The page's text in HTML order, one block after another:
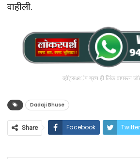
वाहीली.
व्हॉट्सअॅप ग्रुप ही लिंक वापरून
Dadaji Bhuse
Share Facebook Twitter